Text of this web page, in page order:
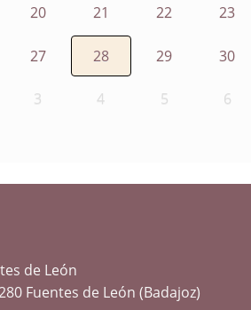
20 21 22 23
27 28 29 30
3 4 5 6
de León
Fuentes de León (Badajoz)